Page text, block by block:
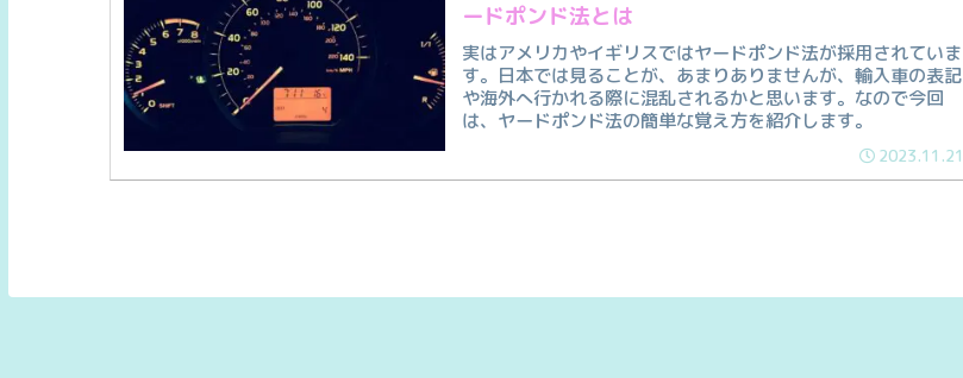
ードポンド法とは
実はアメリカやイギリスではヤードポンド法が採用されていま
す。日本では見ることが、あまりありませんが、輸入車の表記
や海外へ行かれる際に混乱されるかと思います。なので今回
は、ヤードポンド法の簡単な覚え方を紹介します。
2023.11.21